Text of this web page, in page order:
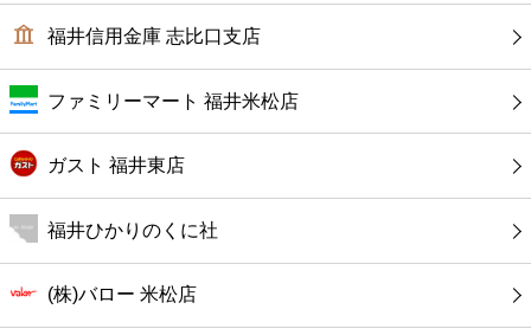
公共
病院
ホテル
福井信用金庫 志比口支店
ファミリーマート 福井米松店
ガスト 福井東店
福井ひかりのくに社
(株)バロー 米松店